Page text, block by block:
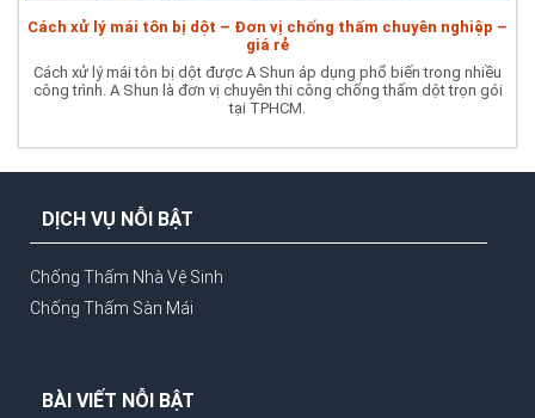
Cách xử lý mái tôn bị dột – Đơn vị chống thấm chuyên nghiệp –
giá rẻ
Cách xử lý mái tôn bị dột được A Shun áp dụng phổ biến trong nhiều
công trình. A Shun là đơn vị chuyên thi công chống thấm dột trọn gói
tại TPHCM.
DỊCH VỤ NỖI BẬT
Chống Thấm Nhà Vệ Sinh
Chống Thấm Sàn Mái
BÀI VIẾT NỖI BẬT